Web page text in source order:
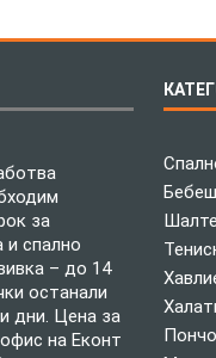
за
и спално
– до 14
останали
дни. Цена за
на Еконт